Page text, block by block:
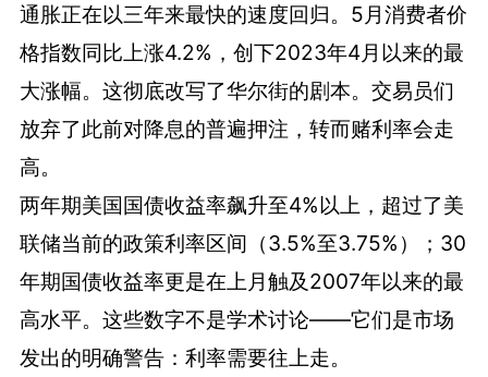
通胀正在以三年来最快的速度回归。5月消费者价
格指数同比上涨4.2%，创下2023年4月以来的最
大涨幅。这彻底改写了华尔街的剧本。交易员们
放弃了此前对降息的普遍押注，转而赌利率会走
高。
两年期美国国债收益率飙升至4%以上，超过了美
联储当前的政策利率区间（3.5%至3.75%）；30
年期国债收益率更是在上月触及2007年以来的最
高水平。这些数字不是学术讨论——它们是市场
发出的明确警告：利率需要往上走。